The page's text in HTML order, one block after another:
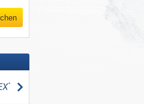
suchen